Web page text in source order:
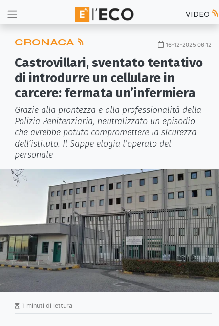
VIDEO
CRONACA 16-12-2025 06:12
Castrovillari, sventato tentativo
di introdurre un cellulare in
carcere: fermata un’infermiera
Grazie alla prontezza e alla professionalità della
Polizia Penitenziaria, neutralizzato un episodio
che avrebbe potuto compromettere la sicurezza
dell’istituto. Il Sappe elogia l’operato del
personale
1 minuti di lettura